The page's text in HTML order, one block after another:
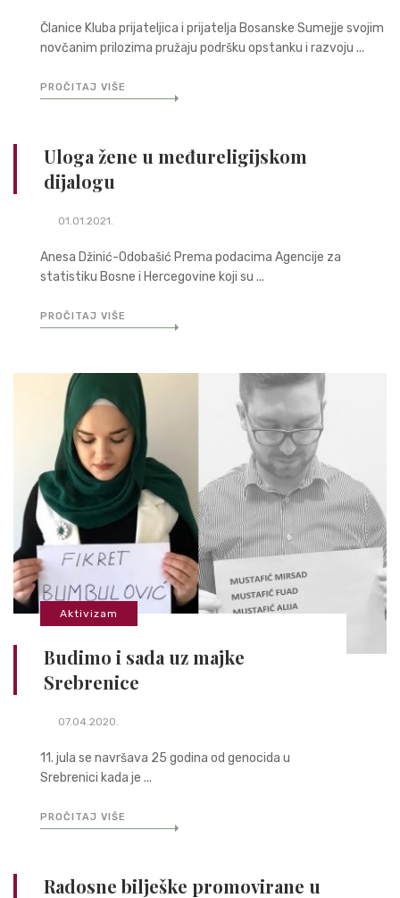
Članice Kluba prijateljica i prijatelja Bosanske Sumejje svojim
novčanim prilozima pružaju podršku opstanku i razvoju ...
PROČITAJ VIŠE
Uloga žene u međureligijskom
dijalogu
01.01.2021.
Anesa Džinić-Odobašić Prema podacima Agencije za
statistiku Bosne i Hercegovine koji su ...
PROČITAJ VIŠE
Aktivizam
Budimo i sada uz majke
Srebrenice
07.04.2020.
11. jula se navršava 25 godina od genocida u
Srebrenici kada je ...
PROČITAJ VIŠE
Radosne bilješke promovirane u